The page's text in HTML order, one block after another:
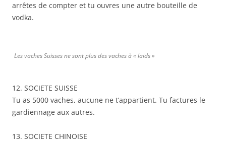
arrêtes de compter et tu ouvres une autre bouteille de
vodka.
Les vaches Suisses ne sont plus des vaches à « laids »
12. SOCIETE SUISSE
Tu as 5000 vaches, aucune ne t’appartient. Tu factures le
gardiennage aux autres.
13. SOCIETE CHINOISE